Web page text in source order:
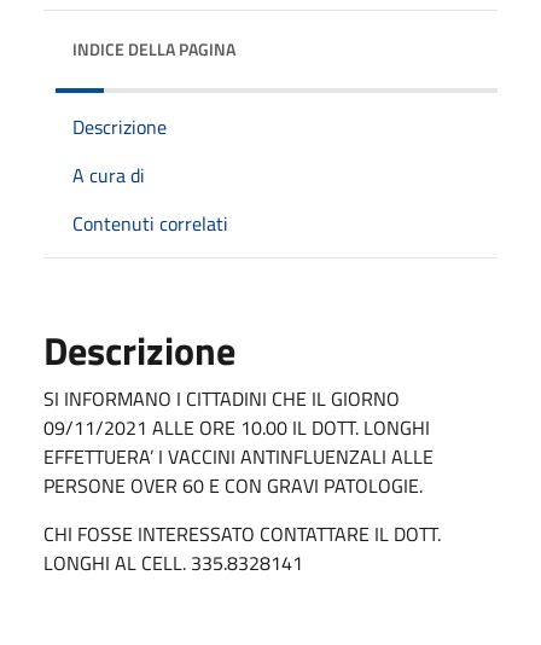
INDICE DELLA PAGINA
Descrizione
A cura di
Contenuti correlati
Descrizione
SI INFORMANO I CITTADINI CHE IL GIORNO
09/11/2021 ALLE ORE 10.00 IL DOTT. LONGHI
EFFETTUERA’ I VACCINI ANTINFLUENZALI ALLE
PERSONE OVER 60 E CON GRAVI PATOLOGIE.
CHI FOSSE INTERESSATO CONTATTARE IL DOTT.
LONGHI AL CELL. 335.8328141